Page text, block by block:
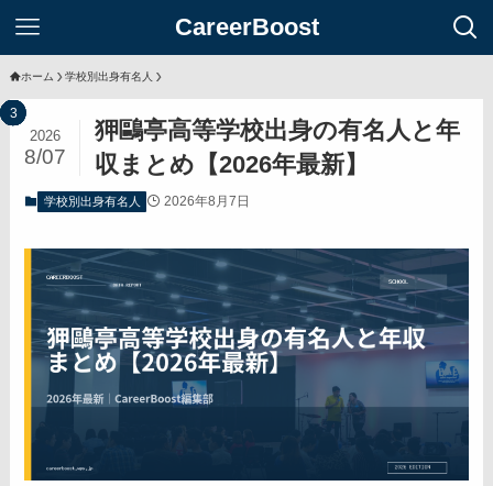
CareerBoost
ホーム 学校別出身有名人
狎鷗亭高等学校出身の有名人と年
収まとめ【2026年最新】
2026
8/07
学校別出身有名人 2026年8月7日